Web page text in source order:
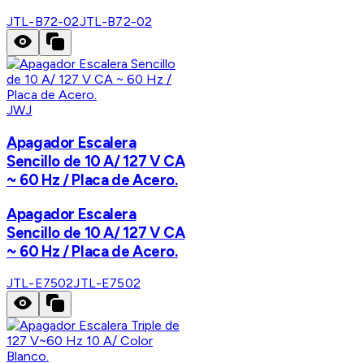
JTL-B72-02JTL-B72-02
JWJ
Apagador Escalera
Sencillo de 10 A/ 127 V CA
~ 60 Hz / Placa de Acero.
Apagador Escalera
Sencillo de 10 A/ 127 V CA
~ 60 Hz / Placa de Acero.
JTL-E7502JTL-E7502